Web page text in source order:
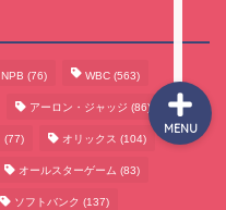
NPB (76) WBC (563)
アーロン・ジャッジ (86)
(77) オリックス (104)
オールスターゲーム (83)
ソフトバンク (137)
MENU